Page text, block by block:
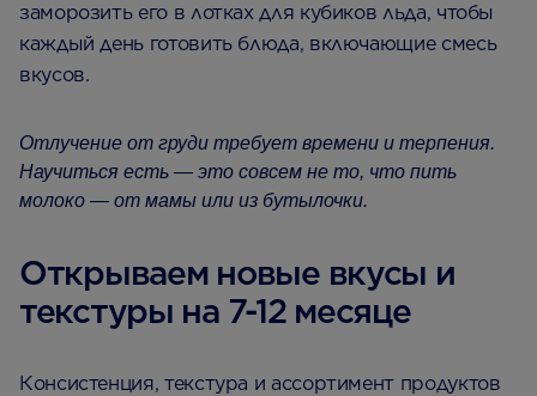
заморозить его в лотках для кубиков льда, чтобы
каждый день готовить блюда, включающие смесь
вкусов.
Отлучение от груди требует времени и терпения.
Научиться есть — это совсем не то, что пить
молоко — от мамы или из бутылочки.
Открываем новые вкусы и
текстуры на 7-12 месяце
Консистенция, текстура и ассортимент продуктов